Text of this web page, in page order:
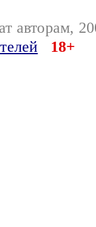
авторам,
18+